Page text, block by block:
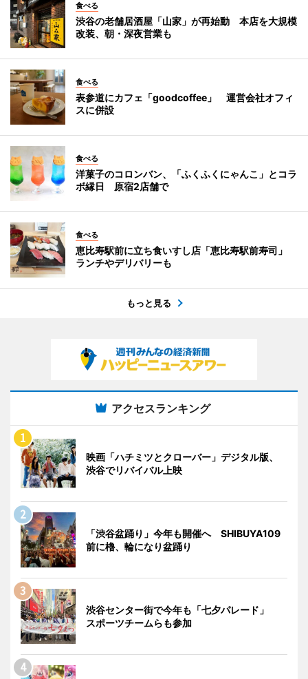
食べる
渋谷の老舗居酒屋「山家」が再始動 本店を大規模
改装、朝・深夜営業も
食べる
表参道にカフェ「goodcoffee」 運営会社オフィ
スに併設
食べる
洋菓子のコロンバン、「ふくふくにゃんこ」とコラ
ボ縁日 原宿2店舗で
食べる
恵比寿駅前に立ち食いすし店「恵比寿駅前寿司」
ランチやデリバリーも
もっと見る
アクセスランキング
映画「ハチミツとクローバー」デジタル版、
渋谷でリバイバル上映
「渋谷盆踊り」今年も開催へ SHIBUYA109
前に櫓、輪になり盆踊り
渋谷センター街で今年も「七夕パレード」
スポーツチームらも参加